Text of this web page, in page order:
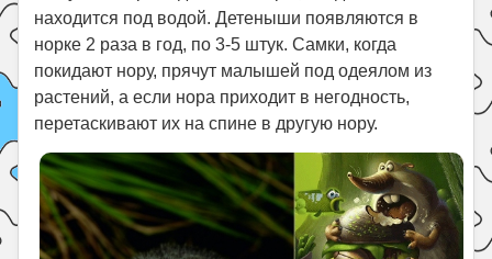
находится под водой. Детеныши появляются в
норке 2 раза в год, по 3-5 штук. Самки, когда
покидают нору, прячут малышей под одеялом из
растений, а если нора приходит в негодность,
перетаскивают их на спине в другую нору.